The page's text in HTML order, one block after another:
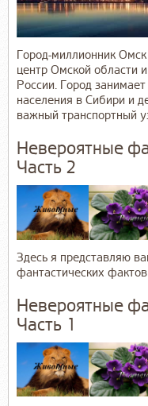
Город-миллионник
центр Омской области
России. Город
населения в Сибири и
важный транспортный
Невероятные
Часть 2
Здесь я представляю
фантастических
Невероятные
Часть 1